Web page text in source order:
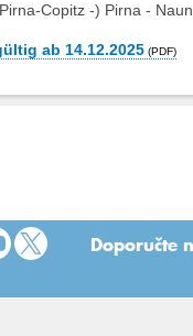
Copitz -) Pirna -
ab 14.12.2025
Doporučte